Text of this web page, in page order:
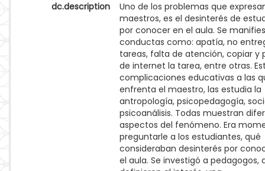
dc.description
Uno de los problemas que
maestros, es el desinterés de
por conocer en el aula. Se
conductas como: apatía, no
tareas, falta de atención, copiar y
de internet la tarea, entre otras.
complicaciones educativas a las
enfrenta el maestro, las estudia la
antropología, psicopedagogía,
psicoanálisis. Todas muestran
aspectos del fenómeno. Era
preguntarle a los estudiantes, qué
consideraban desinterés por
el aula. Se investigó a pedagogos,